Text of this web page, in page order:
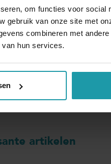
om functies voor social
gebruik van onze site met
combineren met
hun services.
financiële
maandelijkse mailing.
*
artikelen